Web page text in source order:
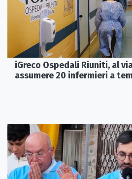
iGreco Ospedali Riuniti, al
assumere 20 infermieri a